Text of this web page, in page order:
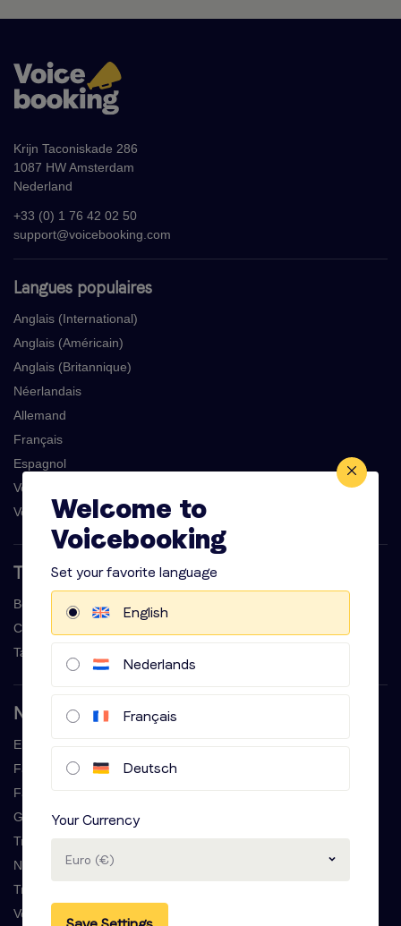
Langues populaires
Anglais (International)
Anglais (Américain)
Anglais (Britannique)
Néerlandais
Allemand
Français
Espagnol
Voix off homme
Voix off femme
Tarifs & casting
Booker une voix sur place
Contrôle créatif voix off
Tarifs voix off
Nos voix-off services
Enregistrements professionnels de messagerie
Faire une publicite
Faites une publicite radio
Generateur voix off
Trouver une voix off
Narration de livre audio
Traductions voix off
Voix off de webvideo
Krijn Taconiskade 286
1087 HW Amsterdam
Nederland
+33 (0) 1 76 42 02 50
support@voicebooking.com
Welcome to
Voicebooking
Set your favorite language
English
Nederlands
Français
Deutsch
Your Currency
Euro (€)